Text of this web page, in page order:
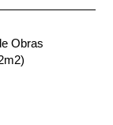
Obras